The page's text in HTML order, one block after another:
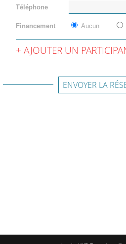
Téléphone
Financement Aucun
AJOUTER UN
ENVOYER LA